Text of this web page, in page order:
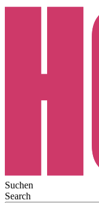
Suchen
Search